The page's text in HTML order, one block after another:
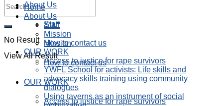
No Result
View All Result
About Us
Staff
Mission
How to contact us
OUR WORK
Access to justice for rape survivors
Home
About Us
Staff
Mission
How to contact us
OUR WORK
Access to justice for rape survivors
YWFL School for activists: Life skills and
advocacy skills training using community
dialogues
Using taverns as an instrument of social